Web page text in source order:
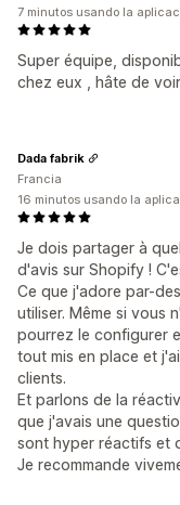
Super équipe,
chez eux , hâte de
7 minutos usando la
Je dois partager à
d'avis sur Shopify !
Ce que j'adore par-
utiliser. Même si vous
pourrez le configurer
tout mis en place et
clients.
Et parlons de la
que j'avais une
sont hyper réactifs et
Je recommande
Dada fabrik
Francia
16 minutos usando la